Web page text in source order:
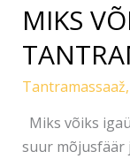
MIKS
Tantramassaaž,
Miks võiks
suur mõjusfäär